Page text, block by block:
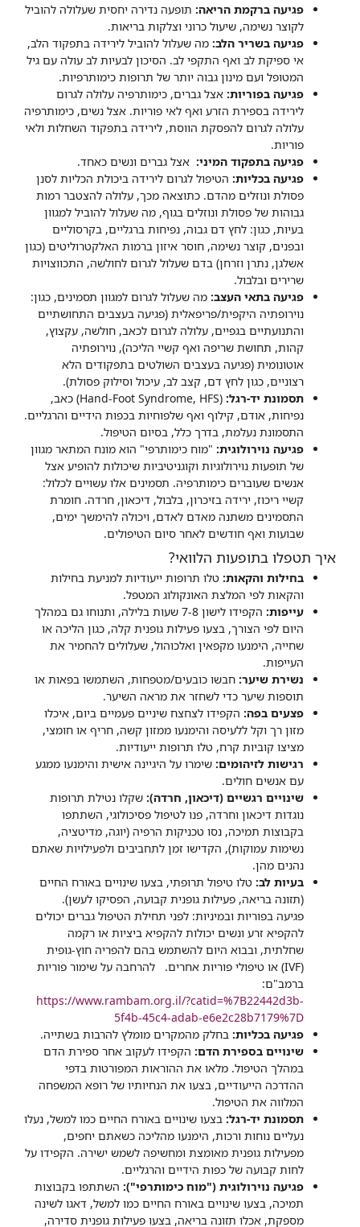
פגיעה ברקמת הריאה: תופעה נדירה יחסית שעלולה להוביל
לקוצר נשימה, שיעול כרוני וצלקות בריאות.
פגיעה בשריר הלב: מה שעלול להוביל לירידה בתפקוד הלב,
אי ספיקת לב ואף התקפי לב. הסיכון לבעיות לב עולה עם גיל
המטופל ועם מינון גבוה יותר של תרופות כימותרפיות.
פגיעה בפוריות: אצל גברים, כימותרפיה עלולה לגרום
לירידה בספירת הזרע ואף לאי פוריות. אצל נשים, כימותרפיה
עלולה לגרום להפסקת הווסת, לירידה בתפקוד השחלות ולאי
פוריות.
פגיעה בתפקוד המיני: אצל גברים ונשים כאחד.
פגיעה בכליות: הטיפול לגרום לירידה ביכולת הכליות לסנן
פסולת ונוזלים מהדם. כתוצאה מכך, עלולה להצטבר רמות
גבוהות של פסולת ונוזלים בגוף, מה שעלול להוביל למגוון
בעיות, כגון: לחץ דם גבוה, נפיחות ברגליים, בקרסוליים
ובפנים, קוצר נשימה, חוסר איזון ברמות האלקטרוליטים (כגון
אשלגן, נתרן וזרחן) בדם שעלול לגרום לחולשה, התכווצויות
שרירים ובלבול.
פגיעה בתאי העצב: מה שעלול לגרום למגוון תסמינים, כגון:
נוירופתיה היקפית/פריפאלית (פגיעה בעצבים התחושתיים
והתנועתיים בגפיים, עלולה לגרום לכאב, חולשה, עקצוץ,
קהות, תחושת שריפה ואף קשיי הליכה), נוירופתיה
אוטונומית (פגיעה בעצבים השולטים בתפקודים הלא
רצוניים, כגון לחץ דם, קצב לב, עיכול וסילוק פסולת).
תסמונת יד-רגל:
(Hand-Foot Syndrome, HFS) כאב,
נפיחות, אודם, קילוף ואף שלפוחיות בכפות הידיים והרגליים.
התסמונת נעלמת, בדרך כלל, בסיום הטיפול.
פגיעה נוירולוגית: "מוח כימותרפי" הוא מונח המתאר מגוון
של תופעות נוירולוגיות וקוגניטיביות שיכולות להופיע אצל
אנשים שעוברים כימותרפיה. תסמינים אלו עשויים לכלול:
קשיי ריכוז, ירידה בזיכרון, בלבול, דיכאון, חרדה. חומרת
התסמינים משתנה מאדם לאדם, ויכולה להימשך ימים,
שבועות ואף חודשים לאחר סיום הטיפולים.
איך תטפלו בתופעות הלוואי?
בחילות והקאות: טלו תרופות ייעודיות למניעת בחילות
והקאות לפי המלצת האונקולוג המטפל.
עייפות:
הקפידו לישון 7-8 שעות בלילה, ותנוחו גם במהלך
היום לפי הצורך, בצעו פעילות גופנית קלה, כגון הליכה או
שחייה, הימנעו מקפאין ואלכוהול, שעלולים להחמיר את
העייפות.
נשירת שיער: חבשו כובעים/מטפחות, השתמשו בפאות או
תוספות שיער כדי לשחזר את מראה השיער.
פצעים בפה: הקפידו לצחצח שיניים פעמיים ביום, איכלו
מזון רך וקל ללעיסה והימנעו ממזון קשה, חריף או חומצי,
מציצו קוביות קרח, טלו תרופות ייעודיות.
רגישות לזיהומים: שימרו על היגיינה אישית והימנעו ממגע
עם אנשים חולים.
שינויים רגשיים (דיכאון, חרדה): שקלו נטילת תרופות
נוגדות דיכאון וחרדה, פנו לטיפול פסיכולוגי, השתתפו
בקבוצות תמיכה, נסו טכניקות הרפיה (יוגה, מדיטציה,
נשימות עמוקות), הקדישו זמן לתחביבים ולפעילויות שאתם
נהנים מהן.
בעיות לב: טלו טיפול תרופתי, בצעו שינויים באורח החיים
(תזונה בריאה, פעילות גופנית קבועה, הפסיקו לעשן).
פגיעה בפוריות ובמיניות: לפני תחילת הטיפול גברים יכולים
להקפיא זרע ונשים יכולות להקפיא ביציות או רקמה
שחלתית, ובבוא היום להשתמש בהם להפריה חוץ-גופית
(IVF) או טיפולי פוריות אחרים. להרחבה על שימור פוריות
ברמב"ם:
https://www.rambam.org.il/?catid=%7B22442d3b-
5f4b-45c4-adab-e6e2c28b7179%7D
פגיעה בכליות: בחלק מהמקרים מומלץ להרבות בשתייה.
שינויים בספירת הדם: הקפידו לעקוב אחר ספירת הדם
במהלך הטיפול. מלאו את ההוראות המפורטות בדפי
ההדרכה הייעודיים, בצעו את הנחיותיו של רופא המשפחה
המלווה את הטיפול.
תסמונת יד-רגל: בצעו שינויים באורח החיים כמו למשל, נעלו
נעליים נוחות ורכות, הימנעו מהליכה כשאתם יחפים,
מפעילות גופנית מאומצת ומחשיפה לשמש ישירה. הקפידו על
לחות קבועה של כפות הידיים והרגליים.
פגיעה נוירולוגית ("מוח כימותרפי"): השתתפו בקבוצות
תמיכה, בצעו שינויים באורח החיים כמו למשל, דאגו לשינה
מספקת, אכלו תזונה בריאה, בצעו פעילות גופנית סדירה,